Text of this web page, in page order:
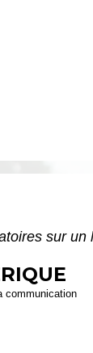
sur
communication